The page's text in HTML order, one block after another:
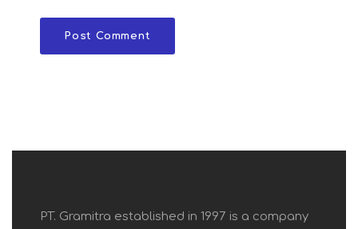
PT. Gramitra established in 1997 is a company